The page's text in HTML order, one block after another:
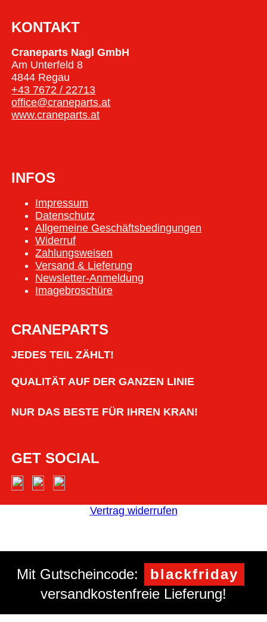
KONTAKT
Craneparts Nagl GmbH
Am Unterfeld 8
4844 Regau
+43 7672 / 22713
office@craneparts.at
www.craneparts.at
INFOS
Impressum
Datenschutz
Allgemeine Geschäftsbedingungen
Widerruf
Zahlungsweisen
Versand & Lieferung
Newsletter-Anmeldung
Imagebroschüre
CRANEPARTS
JEDES TEIL ZÄHLT!
QUALITÄT AUF DER GANZEN LINIE
NUR DAS BESTE FÜR IHREN KRAN!
GET SOCIAL
Vertrag widerrufen
Mit Gutscheincode:
blackfriday
versandkostenfreie Lieferung!